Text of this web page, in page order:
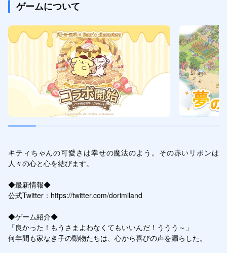
ゲームについて
キティちゃんの可愛さは幸せの魔法のよう。その赤いリボンは
人々の心と心を結びます。
◆最新情報◆
公式Twitter：https://twitter.com/dorimiland
◆ゲーム紹介◆
「良かった！もうさまよわなくてもいいんだ！ううう～」
何年間も家なき子の動物たちは、心から喜びの声を漏らした。